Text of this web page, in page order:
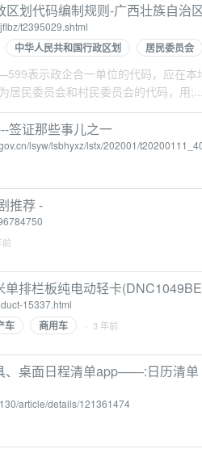
划代码编制规则-广西壮族自治
t2395029.shtml
中华人民共和国行政区划 居民委员会
表示政企合一单位的代码，应在本
居民委员会和村民委员会的代码，用
签证那些事儿之一
lsyw/lsbhyxz/lstx/202001/
推荐 -
前
单排栏板纯电动轻卡
15337.html
车 商用车 · 3 年前
、桌面日程清单app——:日历清单
article/details/121361474